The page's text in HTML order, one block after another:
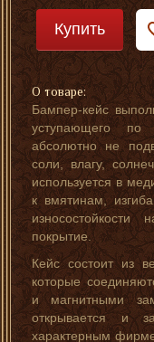
Купить
О товаре:
Бампер-кейс
уступающего по
абсолютно не
соли, влагу,
используется в
к вмятинам,
покрытие.
Кейс состоит из
которые
и магнитными
открывается и
характерным